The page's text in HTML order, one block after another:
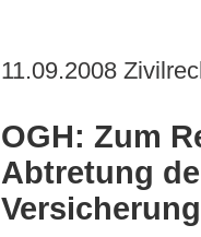
11.09.2008
OGH: Zum
Abtretung